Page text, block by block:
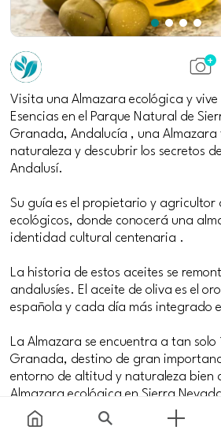
Visita una Almazara ecológica y
Esencias en el Parque Natural de
Granada, Andalucía , una
naturaleza y descubrir los secretos
Andalusí.
Su guía es el propietario y agricultor
ecológicos, donde conocerá una
identidad cultural centenaria .
La historia de estos aceites se
andalusíes. El aceite de oliva es el
española y cada día más integrado
La Almazara se encuentra a tan solo
Granada, destino de gran
entorno de altitud y naturaleza bien
Almazara ecológica en Sierra
Paseo por el olivar centenario, donde
producción ecológica y el impacto